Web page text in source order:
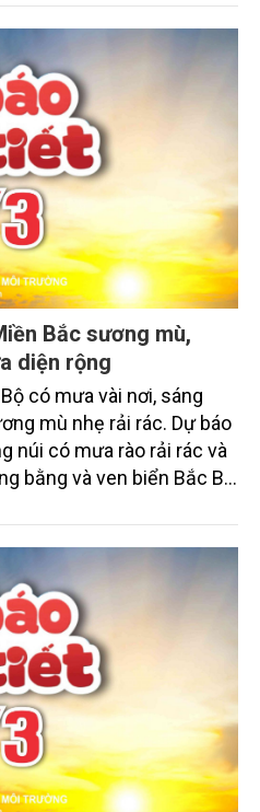
và Nam Bộ tiếp tục duy trì
Đông Nam Bộ có nơi
Bắc sương mù,
diện rộng
có mưa vài nơi, sáng
mù nhẹ rải rác. Dự báo
núi có mưa rào rải rác và
bằng và ven biển Bắc Bộ
Trị đến Khánh Hòa
nơi có dông với lượng mưa
mưa to trên 60mm. Khu
và Nam Bộ phổ biến ít
Đông Nam Bộ có nơi